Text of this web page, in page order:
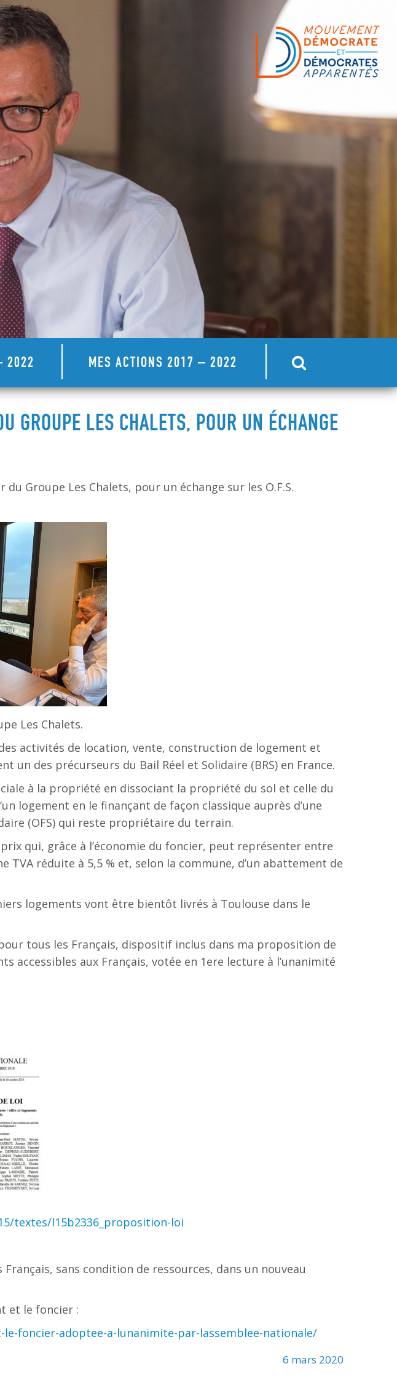
2022 MES ACTIONS 2017 – 2022
GROUPE LES CHALETS, POUR UN ÉCHANGE
du Groupe Les Chalets, pour un échange sur les O.F.S.
Les Chalets.
activités de location, vente, construction de logement et
un des précurseurs du Bail Réel et Solidaire (BRS) en France.
à la propriété en dissociant la propriété du sol et celle du
logement en le finançant de façon classique auprès d’une
(OFS) qui reste propriétaire du terrain.
qui, grâce à l’économie du foncier, peut représenter entre
TVA réduite à 5,5 % et, selon la commune, d’un abattement de
logements vont être bientôt livrés à Toulouse dans le
tous les Français, dispositif inclus dans ma proposition de
accessibles aux Français, votée en 1ere lecture à l’unanimité
textes/l15b2336_proposition-loi
sans condition de ressources, dans un nouveau
et le foncier :
foncier-adoptee-a-lunanimite-par-lassemblee-nationale/
6 mars 2020